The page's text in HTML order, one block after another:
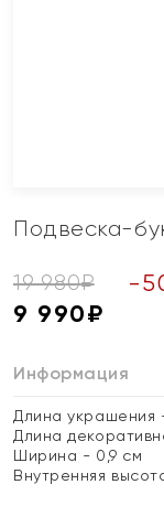
Подвеска-
19 980₽ -
9 990₽
Информация
Длина украшения
Длина
Ширина - 0,9 см
Внутренняя